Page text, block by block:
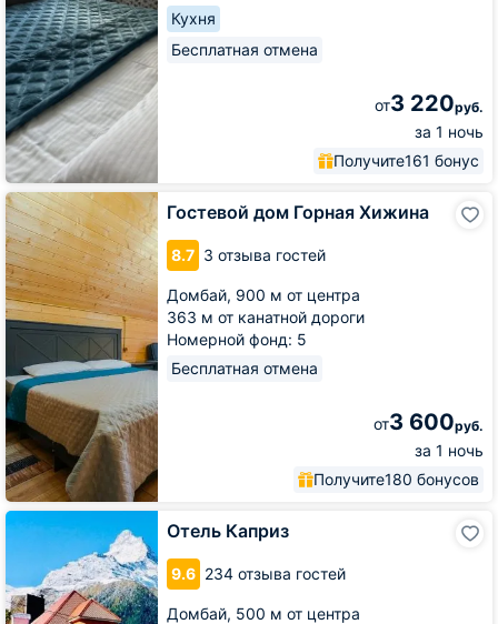
Кухня
Бесплатная отмена
от3 220руб.
за 1 ночь
Получите161 бонус
Гостевой дом Горная Хижина
8.7 3 отзыва гостей
Домбай, 900 м от центра
363 м от канатной дороги
Номерной фонд: 5
Бесплатная отмена
от3 600руб.
за 1 ночь
Получите180 бонусов
Гостевой
дом
Горная
Хижина
Отель Каприз
9.6 234 отзыва гостей
Домбай, 500 м от центра
Отель
Каприз